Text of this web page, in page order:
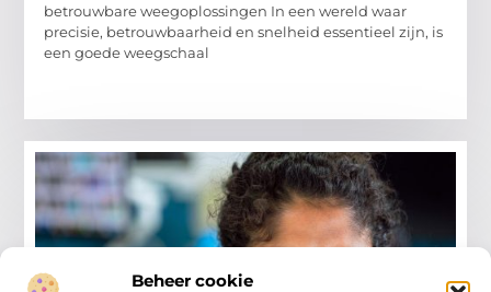
Beheer cookie
betrouwbare weegoplossingen In een wereld waar
precisie, betrouwbaarheid en snelheid essentieel zijn, is
een goede weegschaal